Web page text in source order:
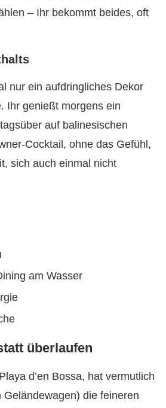
– Ihr bekommt beides, oft
nur ein aufdringliches Dekor
Ihr genießt morgens ein
auf balinesischen
Cocktail, ohne das Gefühl,
sich auch einmal nicht
am Wasser
überlaufen
d’en Bossa, hat vermutlich
die feineren